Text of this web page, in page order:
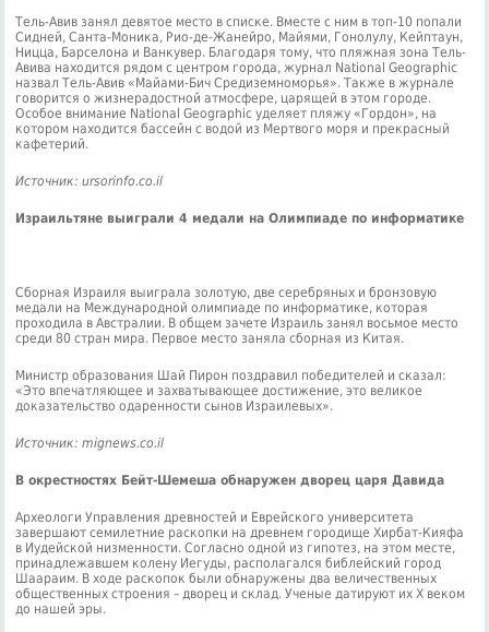
Тель-Авив занял девятое место в списке. Вместе с ним в топ-10 попали
Сидней, Санта-Моника, Рио-де-Жанейро, Майями, Гонолулу, Кейптаун,
Ницца, Барселона и Ванкувер. Благодаря тому, что пляжная зона Тель-
Авива находится рядом с центром города, журнал National Geographic
назвал Тель-Авив «Майами-Бич Средиземноморья». Также в журнале
говорится о жизнерадостной атмосфере, царящей в этом городе.
Особое внимание National Geographic уделяет пляжу «Гордон», на
котором находится бассейн с водой из Мертвого моря и прекрасный
кафетерий.
Источник: ursorinfo.co.il
Израильтяне выиграли 4 медали на Олимпиаде по информатике
Сборная Израиля выиграла золотую, две серебряных и бронзовую
медали на Международной олимпиаде по информатике, которая
проходила в Австралии. В общем зачете Израиль занял восьмое место
среди 80 стран мира. Первое место заняла сборная из Китая.
Министр образования Шай Пирон поздравил победителей и сказал:
«Это впечатляющее и захватывающее достижение, это великое
доказательство одаренности сынов Израилевых».
Источник: mignews.co.il
В окрестностях Бейт-Шемеша обнаружен дворец царя Давида
Археологи Управления древностей и Еврейского университета
завершают семилетние раскопки на древнем городище Хирбат-Кияфа
в Иудейской низменности. Согласно одной из гипотез, на этом месте,
принадлежавшем колену Иегуды, располагался библейский город
Шаараим. В ходе раскопок были обнаружены два величественных
общественных строения – дворец и склад. Ученые датируют их X веком
до нашей эры.